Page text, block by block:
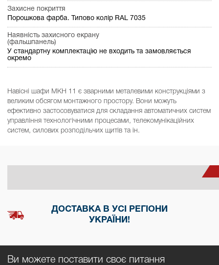
Захисне покриття
Порошкова фарба. Типово колір RAL 7035
Наявність захисного екрану
(фальшпанель)
У стандартну комплектацію не входить та замовляється
окремо
Навісні шафи МКН 11 є зварними металевими конструкціями з
великим обсягом монтажного простору. Вони можуть
ефективно застосовуватися для складання автоматичних систем
управління технологічними процесами, телекомунікаційних
систем, силових розподільчих щитів та ін.
ДОСТАВКА В УСІ РЕГІОНИ
УКРАЇНИ!
Ви можете поставити своє питання